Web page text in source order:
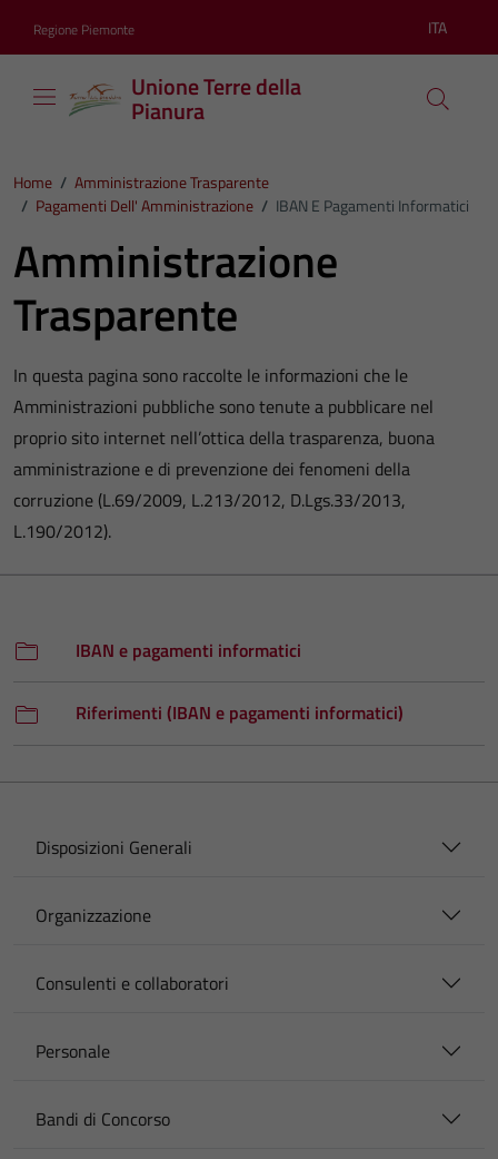
Regione Piemonte Lingua
ITA
Unione Terre della
Pianura
Home / Amministrazione Trasparente
/ Pagamenti Dell' Amministrazione / IBAN E Pagamenti Informatici
Amministrazione
Trasparente
In questa pagina sono raccolte le informazioni che le
Amministrazioni pubbliche sono tenute a pubblicare nel
proprio sito internet nell’ottica della trasparenza, buona
amministrazione e di prevenzione dei fenomeni della
corruzione (L.69/2009, L.213/2012, D.Lgs.33/2013,
L.190/2012).
IBAN e pagamenti informatici
Riferimenti (IBAN e pagamenti informatici)
Disposizioni Generali
Organizzazione
Consulenti e collaboratori
Personale
Bandi di Concorso